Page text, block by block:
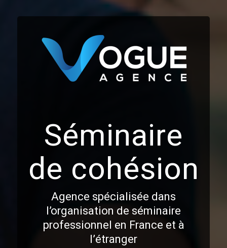
Séminaire
de cohésion
Agence spécialisée dans
l’organisation de séminaire
professionnel en France et à
l’étranger